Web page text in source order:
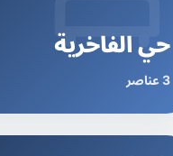
حي الفاخرية
3 عناصر